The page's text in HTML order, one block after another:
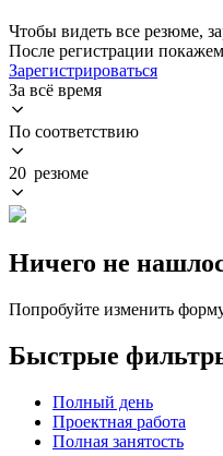
Чтобы видеть все резюме,
После регистрации
Зарегистрироваться
За всё время
По соответствию
20 резюме
Ничего не
Попробуйте изменить
Быстрые
Полный день
Проектная работа
Полная занятость